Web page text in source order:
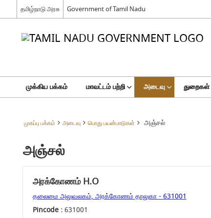
தமிழ்நாடு அரசு Government of Tamil Nadu
முக்கிய பக்கம் மாவட்டம் பற்றி அடைவு துறைகள்
முகப்பு பக்கம் அடைவு பொது பயன்பாடுகள் அஞ்சல்
அஞ்சல்
அரக்கோணம் H.O
தலைமை அலுவலகம், அரக்கோணம் தாலுகா - 631001
Pincode :631001